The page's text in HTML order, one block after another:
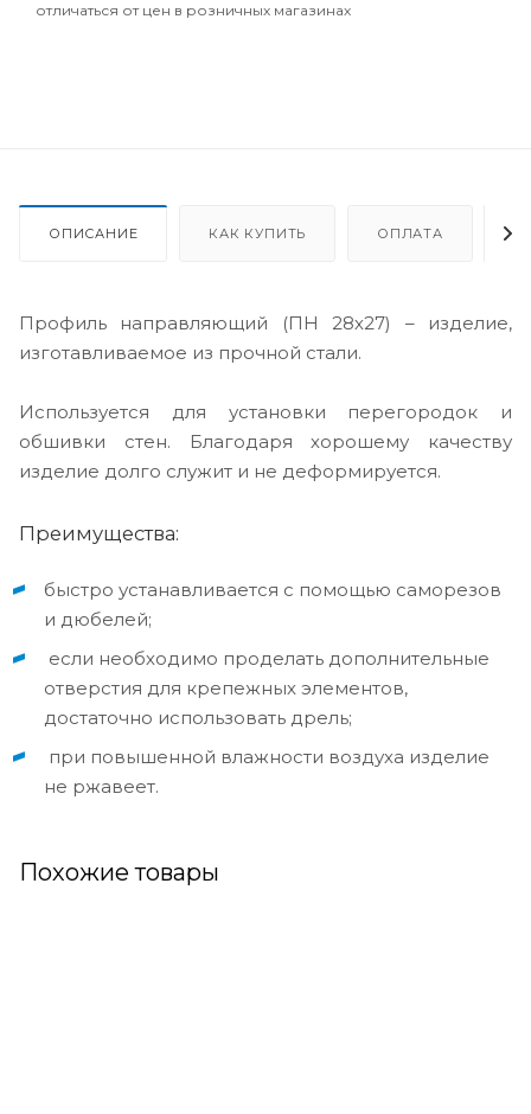
отличаться от цен в розничных магазинах
ОПИСАНИЕ КАК КУПИТЬ ОПЛАТА
Профиль направляющий (ПН 28х27) – изделие,
изготавливаемое из прочной стали.
Используется для установки перегородок и
обшивки стен. Благодаря хорошему качеству
изделие долго служит и не деформируется.
Преимущества:
быстро устанавливается с помощью саморезов
и дюбелей;
если необходимо проделать дополнительные
отверстия для крепежных элементов,
достаточно использовать дрель;
при повышенной влажности воздуха изделие
не ржавеет.
Похожие товары